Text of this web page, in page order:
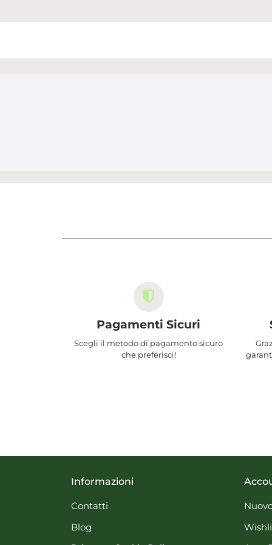
Pagamenti Sicuri
Scegli il metodo di pagamento sicuro
che preferisci!
Informazioni
Contatti
Blog